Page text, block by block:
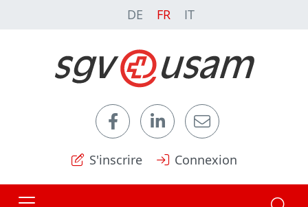
DE FR IT
S'inscrire Connexion